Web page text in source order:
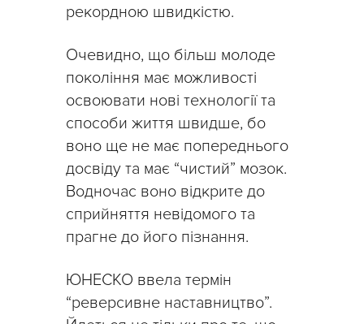
рекордною швидкістю.
Очевидно, що більш молоде
покоління має можливості
освоювати нові технології та
способи життя швидше, бо
воно ще не має попереднього
досвіду та має “чистий” мозок.
Водночас воно відкрите до
сприйняття невідомого та
прагне до його пізнання.
ЮНЕСКО ввела термін
“реверсивне наставництво”.